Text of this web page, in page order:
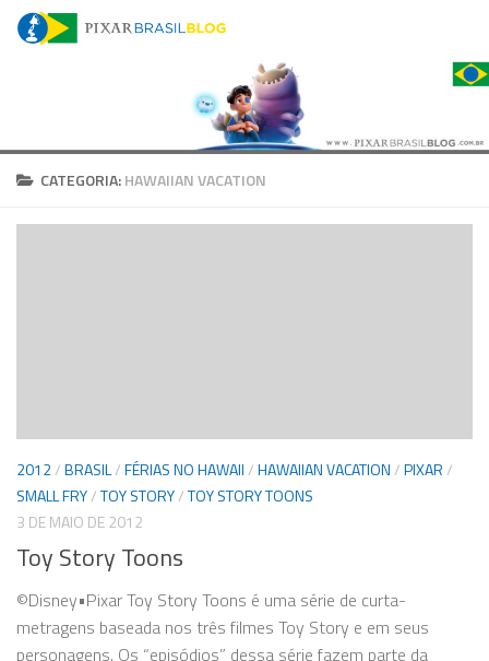
Skip to content
CATEGORIA:HAWAIIAN VACATION
2012/BRASIL/FÉRIAS NO HAWAII/HAWAIIAN VACATION/PIXAR/
SMALL FRY/TOY STORY/TOY STORY TOONS
3 DE MAIO DE 2012
Toy Story Toons
©Disney•Pixar Toy Story Toons é uma série de curta-
metragens baseada nos três filmes Toy Story e em seus
personagens. Os “episódios” dessa série fazem parte da